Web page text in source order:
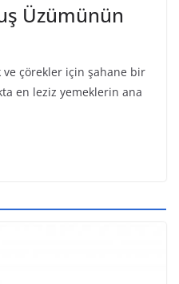
Üzümünün
çörekler için şahane bir
en leziz yemeklerin ana